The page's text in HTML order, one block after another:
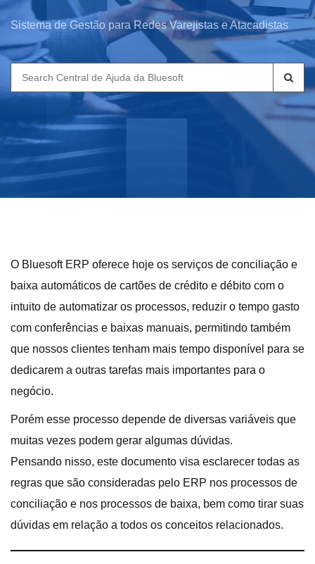
Sistema de Gestão para Redes Varejistas e Atacadistas
Search
for:
O Bluesoft ERP oferece hoje os serviços de conciliação e
baixa automáticos de cartões de crédito e débito com o
intuito de automatizar os processos, reduzir o tempo gasto
com conferências e baixas manuais, permitindo também
que nossos clientes tenham mais tempo disponível para se
dedicarem a outras tarefas mais importantes para o
negócio.
Porém esse processo depende de diversas variáveis que
muitas vezes podem gerar algumas dúvidas.
Pensando nisso, este documento visa esclarecer todas as
regras que são consideradas pelo ERP nos processos de
conciliação e nos processos de baixa, bem como tirar suas
dúvidas em relação a todos os conceitos relacionados.